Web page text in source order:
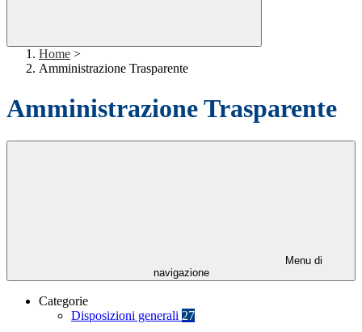
Home >
Amministrazione Trasparente
Amministrazione Trasparente
Menu di
navigazione
Categorie
Disposizioni generali 27